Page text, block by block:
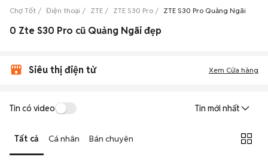
Chợ Tốt Điện thoại ZTE ZTE S30 Pro ZTE S30 Pro Quảng Ngãi
0 Zte S30 Pro cũ Quảng Ngãi đẹp
Siêu thị điện tử Xem Cửa hàng
Tin có video Tin mới nhất
Tất cả Cá nhân Bán chuyên